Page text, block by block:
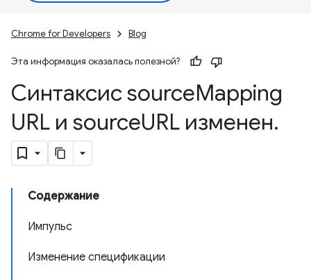
Chrome for Developers Blog
Эта информация оказалась полезной?
Синтаксис sourceMapping
URL и sourceURL изменен.
Содержание
Импульс
Изменение спецификации